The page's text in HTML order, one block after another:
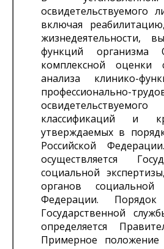
включая
жизнедеятельности,
функций организма
комплексной оценки
анализа клинико-
профессионально-
классификаций и
утверждаемых в
Российской
осуществляется
социальной
органов
Федерации.
Государственной
определяется
Примерное положение